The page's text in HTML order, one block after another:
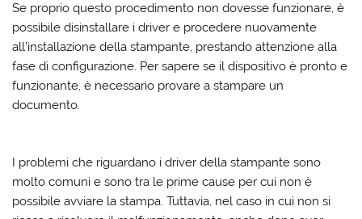
Se proprio questo procedimento non dovesse funzionare, è
possibile disinstallare i driver e procedere nuovamente
all’installazione della stampante, prestando attenzione alla
fase di configurazione. Per sapere se il dispositivo è pronto e
funzionante, è necessario provare a stampare un
documento.
I problemi che riguardano i driver della stampante sono
molto comuni e sono tra le prime cause per cui non è
possibile avviare la stampa. Tuttavia, nel caso in cui non si